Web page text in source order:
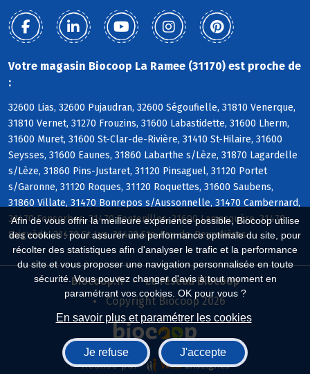
Afin de vous offrir la meilleure expérience possible, Biocoop utilise
des cookies : pour assurer une performance optimale du site, pour
récolter des statistiques afin d'analyser le trafic et la performance
du site et vous proposer une navigation personnalisée en toute
sécurité. Vous pouvez changer d'avis à tout moment en
paramétrant vos cookies. OK pour vous ?
En savoir plus et paramétrer les cookies
Je refuse J'accepte
Votre magasin Biocoop La Ramee (31170) est proche de
:
32600 Lias, 32600 Pujaudran, 32600 Ségoufielle, 31810 Venerque,
31810 Vernet, 31270 Frouzins, 31600 Labastidette, 31600 Lherm,
31600 Muret, 31600 St-Clar-de-Rivière, 31410 St-Hilaire, 31600
Seysses, 31600 Eaunes, 31860 Labarthe s/Lèze, 31870 Lagardelle
s/Lèze, 31860 Pins-Justaret, 31120 Pinsaguel, 31120 Portet
s/Garonne, 31120 Roques, 31120 Roquettes, 31600 Saubens,
31860 Villate, 31470 Bonrepos s/Aussonnelle, 31470 Cambernard,
31470 Fonsorbes, 31470 Fontenilles, 31600 Lamasquère, 31470
Saiguède, 31470 St-Lys, 31470 Ste-Foy-de-Peyrolières
Biocoop.fr
Le réseau Biocoop
Copyright Biocoop 2026
Réalisé par